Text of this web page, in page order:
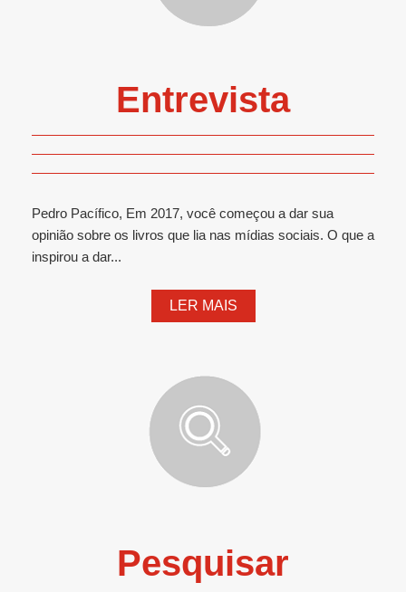
Entrevista
Pedro Pacífico, Em 2017, você começou a dar sua
opinião sobre os livros que lia nas mídias sociais. O que a
inspirou a dar...
LER MAIS
Pesquisar